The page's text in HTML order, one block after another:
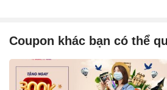
Coupon khác bạn có thể